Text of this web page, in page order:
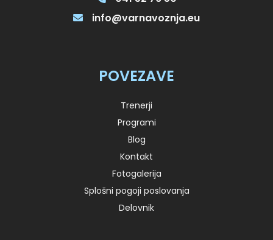
info@varnavoznja.eu
POVEZAVE
Trenerji
Programi
Blog
Kontakt
Fotogalerija
Splošni pogoji poslovanja
Delovnik